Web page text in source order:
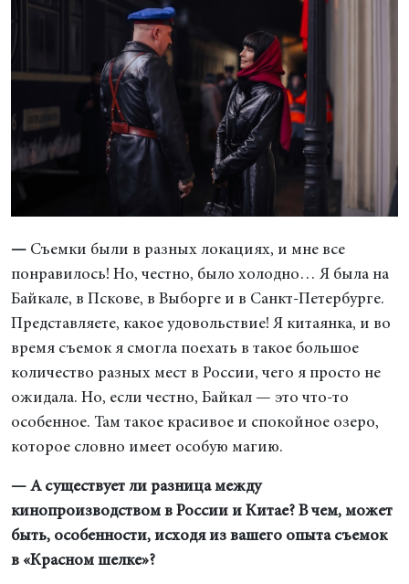
— Съемки были в разных локациях, и мне все
понравилось! Но, честно, было холодно… Я была на
Байкале, в Пскове, в Выборге и в Санкт-Петербурге.
Представляете, какое удовольствие! Я китаянка, и во
время съемок я смогла поехать в такое большое
количество разных мест в России, чего я просто не
ожидала. Но, если честно, Байкал — это что-то
особенное. Там такое красивое и спокойное озеро,
которое словно имеет особую магию.
— А существует ли разница между
кинопроизводством в России и Китае? В чем, может
быть, особенности, исходя из вашего опыта съемок
в «Красном шелке»?